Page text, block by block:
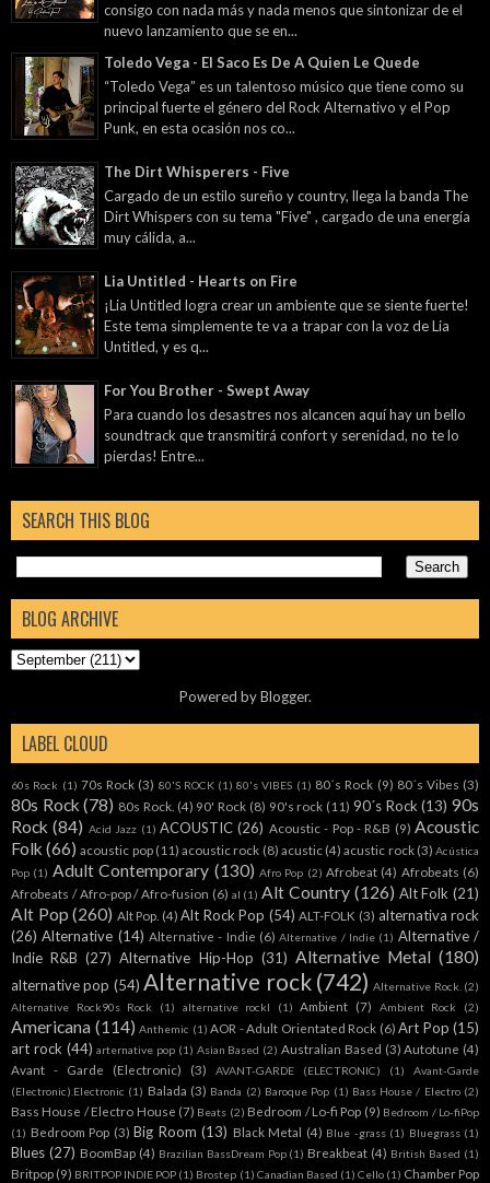
consigo con nada más y nada menos que sintonizar de el
nuevo lanzamiento que se en...
Toledo Vega - El Saco Es De A Quien Le Quede
“Toledo Vega” es un talentoso músico que tiene como su
principal fuerte el género del Rock Alternativo y el Pop
Punk, en esta ocasión nos co...
The Dirt Whisperers - Five
Cargado de un estilo sureño y country, llega la banda The
Dirt Whispers con su tema "Five" , cargado de una energía
muy cálida, a...
Lia Untitled - Hearts on Fire
¡Lia Untitled logra crear un ambiente que se siente fuerte!
Este tema simplemente te va a trapar con la voz de Lia
Untitled, y es q...
For You Brother - Swept Away
Para cuando los desastres nos alcancen aquí hay un bello
soundtrack que transmitirá confort y serenidad, no te lo
pierdas! Entre...
SEARCH THIS BLOG
BLOG ARCHIVE
Powered byBlogger.
LABEL CLOUD
60s Rock (1) 70s Rock (3) 80'S ROCK (1) 80's VIBES (1) 80´s Rock (9) 80´s Vibes (3)
80s Rock (78) 80s Rock. (4) 90' Rock (8) 90's rock (11) 90´s Rock (13) 90s
Rock (84) Acid Jazz (1) ACOUSTIC (26) Acoustic - Pop - R&B (9) Acoustic
Folk (66) acoustic pop (11) acoustic rock (8) acustic (4) acustic rock (3) Acústica
Pop (1) Adult Contemporary (130) Afro Pop (2) Afrobeat (4) Afrobeats (6)
Afrobeats / Afro-pop / Afro-fusion (6) al (1) Alt Country (126) Alt Folk (21)
Alt Pop (260) Alt Pop. (4) Alt Rock Pop (54) ALT-FOLK (3) alternativa rock
(26) Alternative (14) Alternative - Indie (6) Alternative / Indie (1) Alternative /
Indie R&B (27) Alternative Hip-Hop (31) Alternative Metal (180)
alternative pop (54) Alternative rock (742) Alternative Rock. (2)
Alternative Rock90s Rock
(1) alternative rockl (1) Ambient (7) Ambient Rock (2)
Americana (114) Anthemic (1) AOR - Adult Orientated Rock (6) Art Pop (15)
art rock (44) arternative pop (1) Asian Based (2) Australian Based (3) Autotune (4)
Avant - Garde (Electronic)
(3) AVANT-GARDE (ELECTRONIC) (1)
Avant-Garde
(Electronic).Electronic (1) Balada (3) Banda (2) Baroque Pop (1) Bass House / Electro (2)
Bass House / Electro House (7) Beats (2) Bedroom / Lo-fi Pop (9) Bedroom / Lo-fiPop
(1) Bedroom Pop (3) Big Room (13) Black Metal (4) Blue -grass (1) Bluegrass (1)
Blues (27) BoomBap (4) Brazilian BassDream Pop (1) Breakbeat (4) British Based (1)
Britpop (9) BRITPOP INDIE POP (1) Brostep (1) Canadian Based (1) Cello (1) Chamber Pop